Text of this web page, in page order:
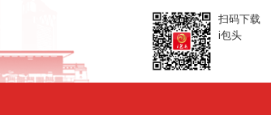
扫码下载
i包头